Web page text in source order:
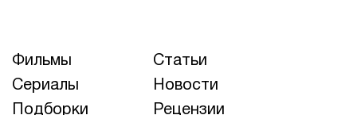
Фильмы
Статьи
Сериалы
Новости
Подборки
Рецензии